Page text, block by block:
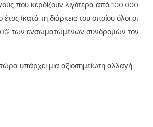
που κερδίζουν λιγότερα από 100.000
(κατά τη διάρκεια του οποίου όλοι οι
30% των ενσωματωμένων συνδρομών τον
υπάρχει μια αξιοσημείωτη αλλαγή